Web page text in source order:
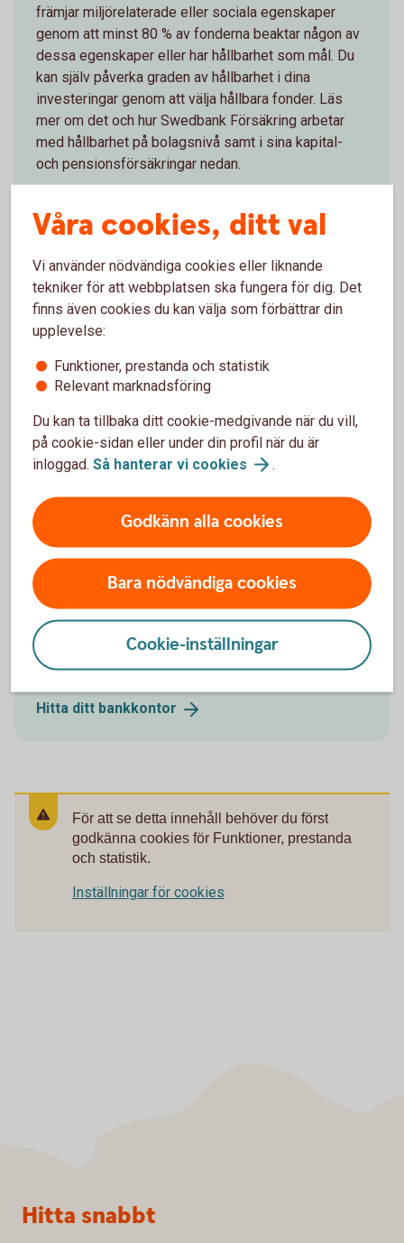
främjar miljörelaterade eller sociala egenskaper
genom att minst 80 % av fonderna beaktar någon av
dessa egenskaper eller har hållbarhet som mål. Du
kan själv påverka graden av hållbarhet i dina
investeringar genom att välja hållbara fonder. Läs
mer om det och hur Swedbank Försäkring arbetar
med hållbarhet på bolagsnivå samt i sina kapital-
och pensionsförsäkringar nedan.
Swedbank Försäkringshållbarhetsarbete
Ring oss
Öppet vardagar 08.00-18.00. Stängt helger och röda
dagar.
Ring 0771-22 11 22
Besök oss
Välkommen till ett av våra kontor så hjälper vi dig.
Hitta ditt bankkontor
För att se detta innehåll behöver du först
godkänna cookies för Funktioner, prestanda
och statistik.
Inställningar för cookies
Våra cookies, ditt val
Vi använder nödvändiga cookies eller liknande
tekniker för att webbplatsen ska fungera för dig. Det
finns även cookies du kan välja som förbättrar din
upplevelse:
Funktioner, prestanda och statistik
Relevant marknadsföring
Du kan ta tillbaka ditt cookie-medgivande när du vill,
på cookie-sidan eller under din profil när du är
inloggad. Så hanterar vi cookies .
Godkänn alla cookies
Bara nödvändiga cookies
Cookie-inställningar
Sidfot
Hitta snabbt